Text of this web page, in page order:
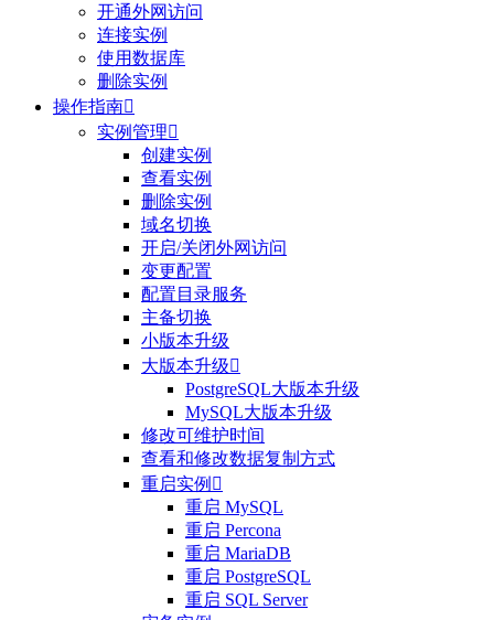
开通外网访问
连接实例
使用数据库
删除实例
操作指南
实例管理
创建实例
查看实例
删除实例
域名切换
开启/关闭外网访问
变更配置
配置目录服务
主备切换
小版本升级
大版本升级
PostgreSQL大版本升级
MySQL大版本升级
修改可维护时间
查看和修改数据复制方式
重启实例 
重启 MySQL
重启 Percona
重启 MariaDB
重启 PostgreSQL
重启 SQL Server